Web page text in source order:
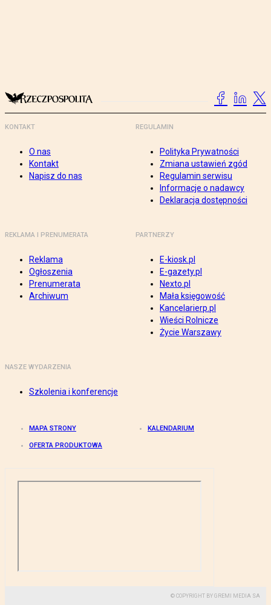
KONTAKT
O nas
Kontakt
Napisz do nas
REGULAMIN
Polityka Prywatności
Zmiana ustawień zgód
Regulamin serwisu
Informacje o nadawcy
Deklaracja dostępności
REKLAMA I PRENUMERATA
Reklama
Ogłoszenia
Prenumerata
Archiwum
PARTNERZY
E-kiosk.pl
E-gazety.pl
Nexto.pl
Mała księgowość
Kancelarierp.pl
Wieści Rolnicze
Życie Warszawy
NASZE WYDARZENIA
Szkolenia i konferencje
MAPA STRONY KALENDARIUM
OFERTA PRODUKTOWA
© COPYRIGHT BY GREMI MEDIA SA